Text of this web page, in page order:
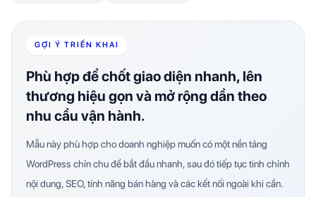
GỢI Ý TRIỂN KHAI
Phù hợp để chốt giao diện nhanh, lên
thương hiệu gọn và mở rộng dần theo
nhu cầu vận hành.
Mẫu này phù hợp cho doanh nghiệp muốn có một nền tảng
WordPress chỉn chu để bắt đầu nhanh, sau đó tiếp tục tinh chỉnh
nội dung, SEO, tính năng bán hàng và các kết nối ngoài khi cần.